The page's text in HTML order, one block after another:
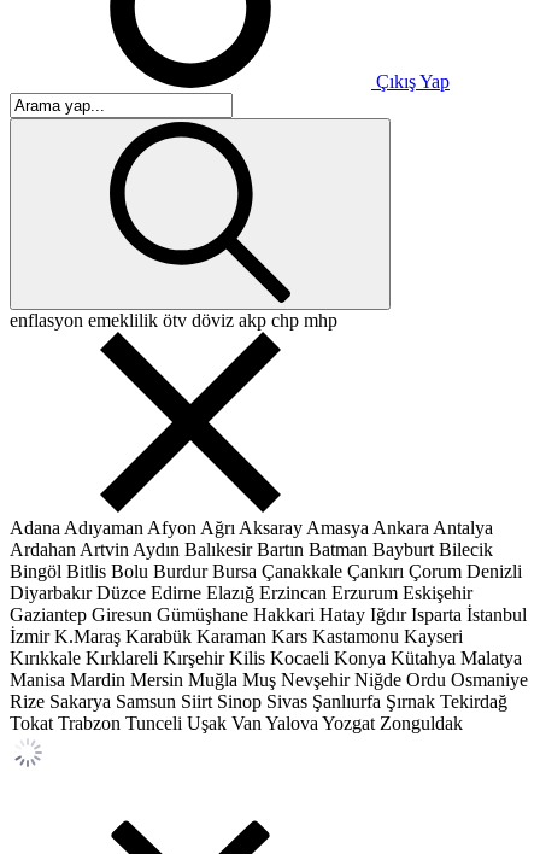
Çıkış Yap
enflasyon emeklilik ötv döviz akp chp mhp
Adana Adıyaman Afyon Ağrı Aksaray Amasya Ankara Antalya
Ardahan Artvin Aydın Balıkesir Bartın Batman Bayburt Bilecik
Bingöl Bitlis Bolu Burdur Bursa Çanakkale Çankırı Çorum Denizli
Diyarbakır Düzce Edirne Elazığ Erzincan Erzurum Eskişehir
Gaziantep Giresun Gümüşhane Hakkari Hatay Iğdır Isparta İstanbul
İzmir K.Maraş Karabük Karaman Kars Kastamonu Kayseri
Kırıkkale Kırklareli Kırşehir Kilis Kocaeli Konya Kütahya Malatya
Manisa Mardin Mersin Muğla Muş Nevşehir Niğde Ordu Osmaniye
Rize Sakarya Samsun Siirt Sinop Sivas Şanlıurfa Şırnak Tekirdağ
Tokat Trabzon Tunceli Uşak Van Yalova Yozgat Zonguldak